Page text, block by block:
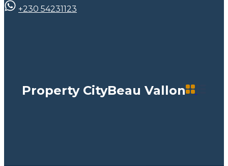
+230 54231123
Property CityBeau Vallon